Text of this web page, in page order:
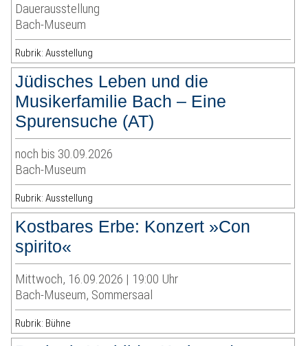
Dauerausstellung
Bach-Museum
Rubrik: Ausstellung
Jüdisches Leben und die
Musikerfamilie Bach – Eine
Spurensuche (AT)
noch bis 30.09.2026
Bach-Museum
Rubrik: Ausstellung
Kostbares Erbe: Konzert »Con
spirito«
Mittwoch, 16.09.2026 | 19:00 Uhr
Bach-Museum, Sommersaal
Rubrik: Bühne